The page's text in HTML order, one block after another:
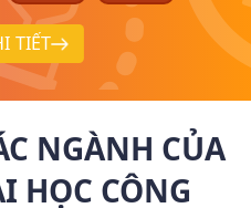
TIẾT
NGÀNH CỦA
HỌC CÔNG